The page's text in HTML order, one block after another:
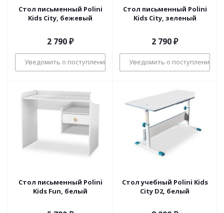
Стол письменный Polini
Kids City, бежевый
2 790₽
Уведомить о поступлении
Стол письменный Polini
Kids City, зеленый
2 790₽
Уведомить о поступлении
Стол письменный Polini
Kids Fun, белый
Стол учебный Polini Kids
City D2, белый